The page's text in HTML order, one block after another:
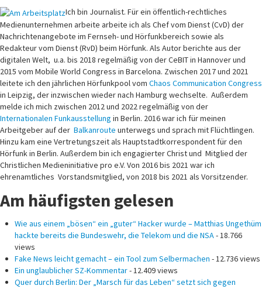
Ich bin Journalist. Für ein öffentlich-rechtliches
Medienunternehmen arbeite arbeite ich als Chef vom Dienst (CvD) der
Nachrichtenangebote im Fernseh- und Hörfunkbereich sowie als
Redakteur vom Dienst (RvD) beim Hörfunk. Als Autor berichte aus der
digitalen Welt, u.a. bis 2018 regelmäßig von der CeBIT in Hannover und
2015 vom Mobile World Congress in Barcelona. Zwischen 2017 und 2021
leitete ich den jährlichen Hörfunkpool vom Chaos Communication Congress
in Leipzig, der inzwischen wieder nach Hamburg wechselte. Außerdem
melde ich mich zwischen 2012 und 2022 regelmäßig von der
Internationalen Funkausstellung in Berlin. 2016 war ich für meinen
Arbeitgeber auf der Balkanroute unterwegs und sprach mit Flüchtlingen.
Hinzu kam eine Vertretungszeit als Hauptstadtkorrespondent für den
Hörfunk in Berlin. Außerdem bin ich engagierter Christ und Mitglied der
Christlichen Medieninitiative pro e.V. Von 2016 bis 2021 war ich
ehrenamtliches Vorstandsmitglied, von 2018 bis 2021 als Vorsitzender.
Am häufigsten gelesen
Wie aus einem „bösen“ ein „guter“ Hacker wurde – Matthias Ungethüm
hackte bereits die Bundeswehr, die Telekom und die NSA - 18.766
views
Fake News leicht gemacht – ein Tool zum Selbermachen - 12.736 views
Ein unglaublicher SZ-Kommentar- 12.409 views
Quer durch Berlin: Der „Marsch für das Leben“ setzt sich gegen